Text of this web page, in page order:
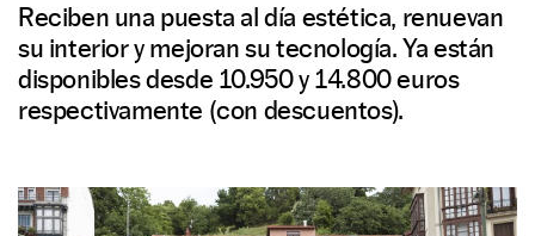
Reciben una puesta al día estética, renuevan
su interior y mejoran su tecnología. Ya están
disponibles desde 10.950 y 14.800 euros
respectivamente (con descuentos).